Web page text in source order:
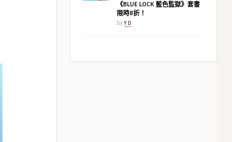
《BLUE LOCK 藍色監獄》套書
限時8折！
by Y D